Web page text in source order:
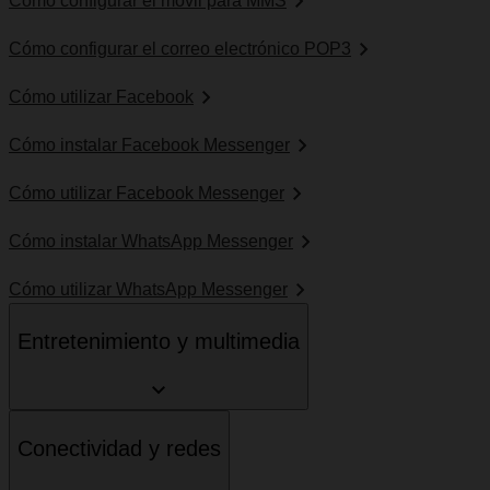
Cómo configurar el correo electrónico POP3
Cómo utilizar Facebook
Cómo instalar Facebook Messenger
Cómo utilizar Facebook Messenger
Cómo instalar WhatsApp Messenger
Cómo utilizar WhatsApp Messenger
Entretenimiento y multimedia
Conectividad y redes